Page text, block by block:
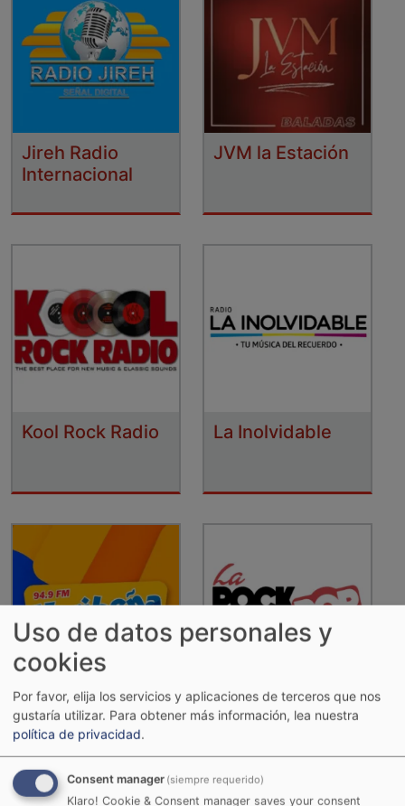
Jireh Radio
Internacional
JVM la Estación
Kool Rock Radio La Inolvidable
La Karibeña La RocknPop
Uso de datos personales y
cookies
Por favor, elija los servicios y aplicaciones de terceros que nos
gustaría utilizar. Para obtener más información, lea nuestra
política de privacidad.
Consent manager (siempre requerido)
Klaro! Cookie & Consent manager saves your consent